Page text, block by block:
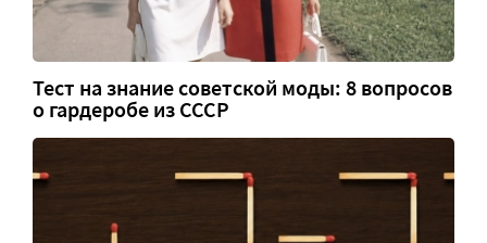
Тест на знание советской моды: 8 вопросов
о гардеробе из СССР